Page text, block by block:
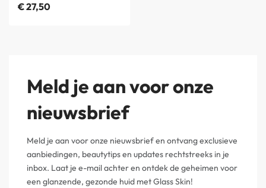
€27,50
Meld je aan voor onze
nieuwsbrief
Meld je aan voor onze nieuwsbrief en ontvang exclusieve
aanbiedingen, beautytips en updates rechtstreeks in je
inbox. Laat je e-mail achter en ontdek de geheimen voor
een glanzende, gezonde huid met Glass Skin!